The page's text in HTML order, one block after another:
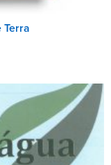
Terra